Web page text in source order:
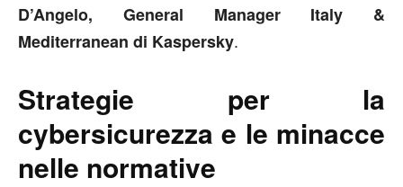
D’Angelo, General Manager Italy &
Mediterranean di Kaspersky.
Strategie per la
cybersicurezza e le minacce
nelle normative